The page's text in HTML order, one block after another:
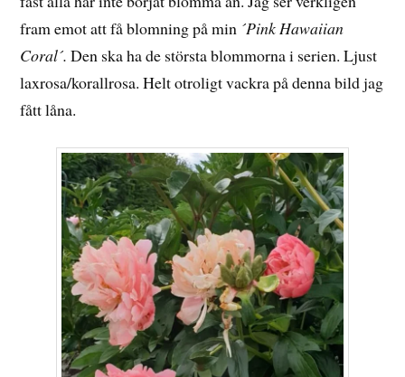
fram emot att få blomning på min ´Pink Hawaiian
Coral´. Den ska ha de största blommorna i serien. Ljust
laxrosa/korallrosa. Helt otroligt vackra på denna bild jag
fått låna.